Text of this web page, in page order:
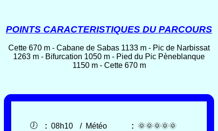
POINTS CARACTERISTIQUES DU PARCOURS
Cette 670 m - Cabane de Sabas 1133 m - Pic de Narbissat
1263 m - Bifurcation 1050 m - Pied du Pic Pèneblanque
1150 m - Cette 670 m
🕖 : 08h10 / Météo : 🌞🌞🌞🌞🌞